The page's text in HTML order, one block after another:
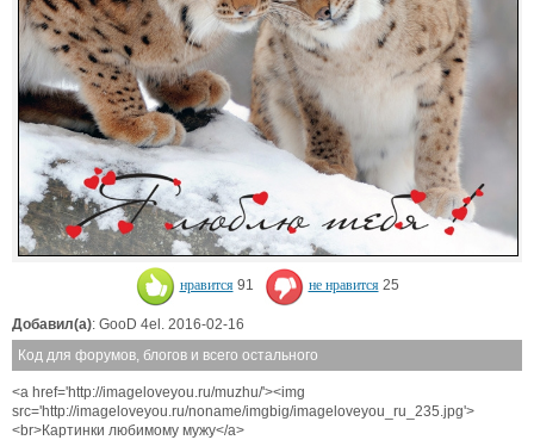
нравится 91 не нравится 25
Добавил(а): GooD 4el. 2016-02-16
Код для форумов, блогов и всего остального
<a href='http://imageloveyou.ru/muzhu/'><img
src='http://imageloveyou.ru/noname/imgbig/imageloveyou_ru_235.jpg'>
<br>Картинки любимому мужу</a>